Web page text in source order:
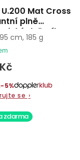
U.200 Mat Cross
plně
deštník
−5%
se ›
cm, 185 g
zdarma